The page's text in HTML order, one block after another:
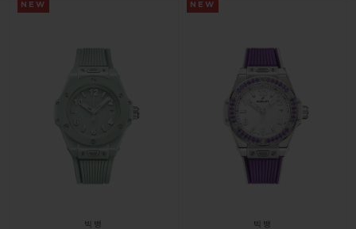
NEW
빅뱅
NEW
빅뱅